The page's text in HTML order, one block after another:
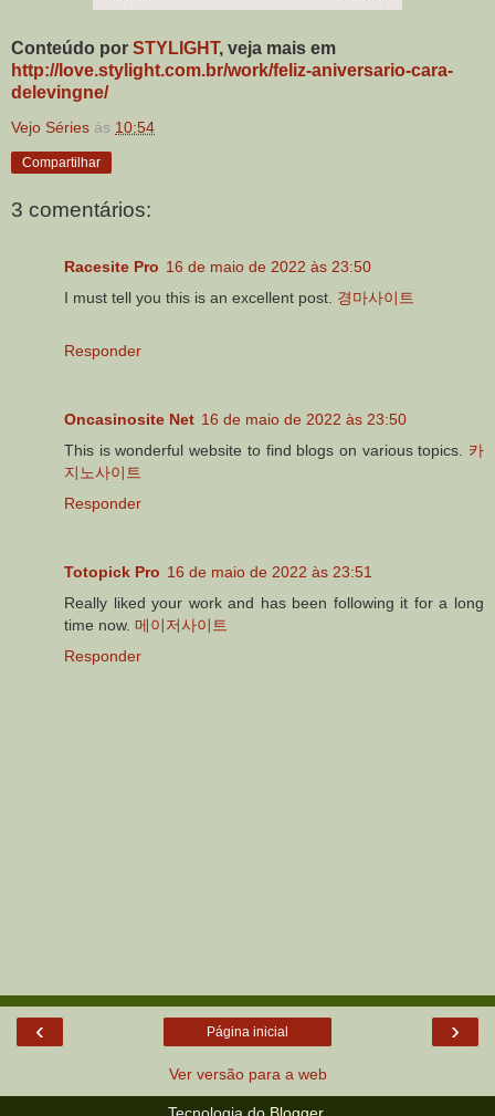
Conteúdo por STYLIGHT, veja mais em
http://love.stylight.com.br/work/feliz-aniversario-cara-
delevingne/
Vejo Séries às 10:54
Compartilhar
3 comentários:
Racesite Pro 16 de maio de 2022 às 23:50
I must tell you this is an excellent post. 경마사이트
Responder
Oncasinosite Net 16 de maio de 2022 às 23:50
This is wonderful website to find blogs on various topics. 카
지노사이트
Responder
Totopick Pro 16 de maio de 2022 às 23:51
Really liked your work and has been following it for a long
time now. 메이저사이트
Responder
‹ ›
Página inicial
Ver versão para a web